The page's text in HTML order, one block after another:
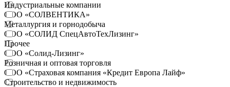
ООО «СОЛВЕНТИКА»
ООО «СОЛИД СпецАвтоТехЛизинг»
ООО «Солид-Лизинг»
ООО «Страховая компания «Кредит Европа Лайф»
Индустриальные компании
Металлургия и горнодобыча
Прочее
Розничная и оптовая торговля
Строительство и недвижимость